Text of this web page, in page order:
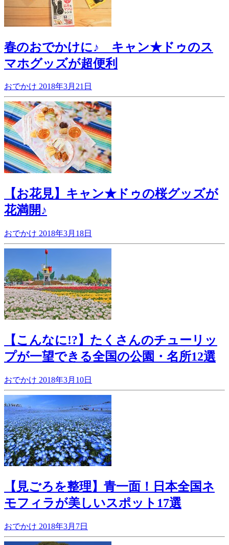
春のおでかけに♪ キャン★ドゥのス
マホグッズが超便利
おでかけ 2018年3月21日
【お花見】キャン★ドゥの桜グッズが
花満開♪
おでかけ 2018年3月18日
【こんなに!?】たくさんのチューリッ
プが一望できる全国の公園・名所12選
おでかけ 2018年3月10日
【見ごろを整理】青一面！日本全国ネ
モフィラが美しいスポット17選
おでかけ 2018年3月7日